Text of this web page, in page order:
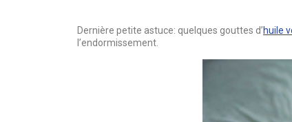
Dernière petite astuce: quelques gouttes d’huile
l’endormissement.